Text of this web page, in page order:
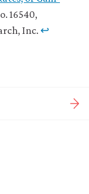
16540,
Inc. ↩